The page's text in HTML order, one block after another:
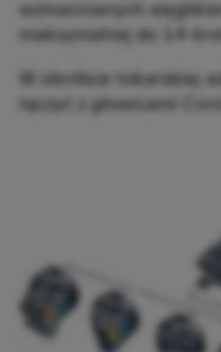
wzmacnianych
maksymalnej do 14-
W obróbce tokarskiej
łączyć z głowicami